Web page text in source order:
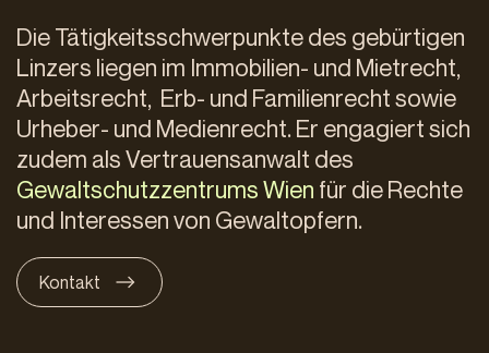
Die Tätigkeitsschwerpunkte des gebürtigen
Linzers liegen im Immobilien- und Mietrecht,
Arbeitsrecht, Erb- und Familienrecht sowie
Urheber- und Medienrecht. Er engagiert sich
zudem als Vertrauensanwalt des
Gewaltschutzzentrums Wien für die Rechte
und Interessen von Gewaltopfern.
Kontakt